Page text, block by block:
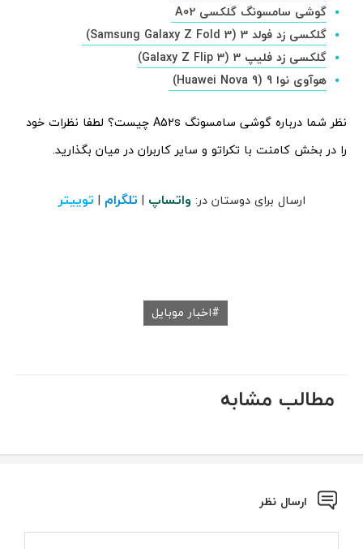
گوشی سامسونگ گلکسی A02
گلکسی زد فولد 3 (Samsung Galaxy Z Fold 3)
گلکسی زد فلیپ 3 (Galaxy Z Flip 3)
هوآوی نوا 9 (Huawei Nova 9)
نظر شما درباره گوشی سامسونگ A52s چیست؟ لطفا نظرات خود
را در بخش کامنت با تکراتو و سایر کاربران در میان بگذارید.
ارسال برای دوستان در: واتساپ | تلگرام | توییتر
اخبار موبایل
مطالب مشابه
ارسال نظر